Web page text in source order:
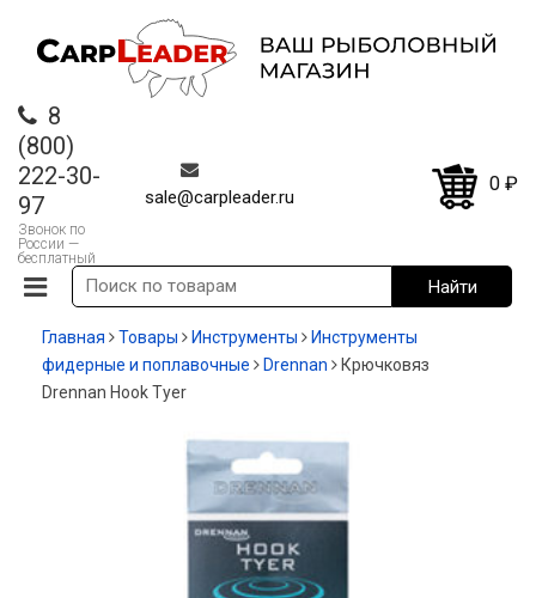
8
(800)
222-30-
97
Звонок по
России —
бесплатный
sale@carpleader.ru
0 ₽
Главная Товары Инструменты
Инструменты
фидерные и поплавочные
Drennan
Крючковяз
Drennan Hook Tyer